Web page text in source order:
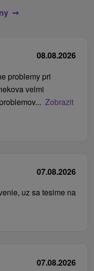
08.08.2026
problemy pri
velmi
Zobrazit
07.08.2026
uz sa tesime na
07.08.2026